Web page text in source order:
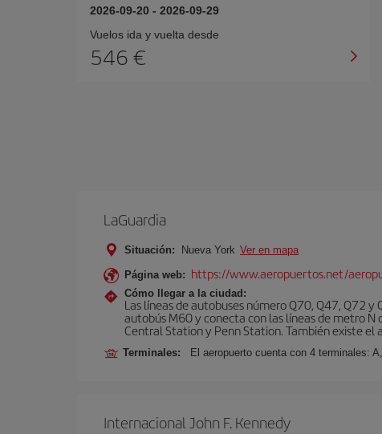
2026-09-20 - 2026-09-29
Vuelos ida y vuelta desde
546 €
LaGuardia
Situación: Nueva York Ver en mapa
Página web: https://www.aeropuertos.net/
Cómo llegar a la ciudad:
Las líneas de autobuses número Q70, Q47, Q72
autobús M60 y conecta con las líneas de metro N
Central Station y Penn Station. También existe el
Terminales: El aeropuerto cuenta con 4 terminales:
Internacional John F. Kennedy